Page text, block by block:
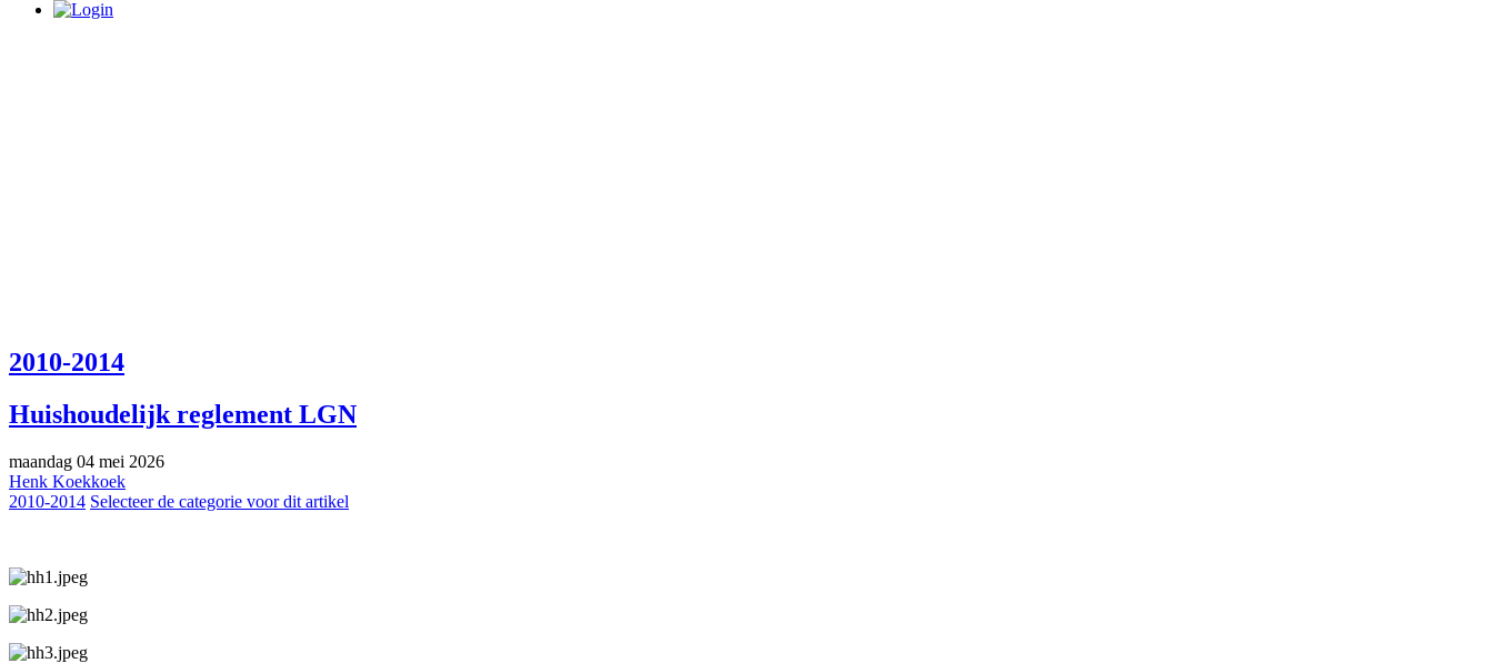
2010-2014
Huishoudelijk reglement LGN
maandag 04 mei 2026
Henk Koekkoek
2010-2014 Selecteer de categorie voor dit artikel